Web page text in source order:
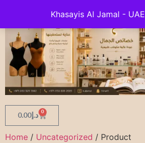
Khasayis Al Jamal - UAE
د.إ0.00 0
Home / Uncategorized / Product